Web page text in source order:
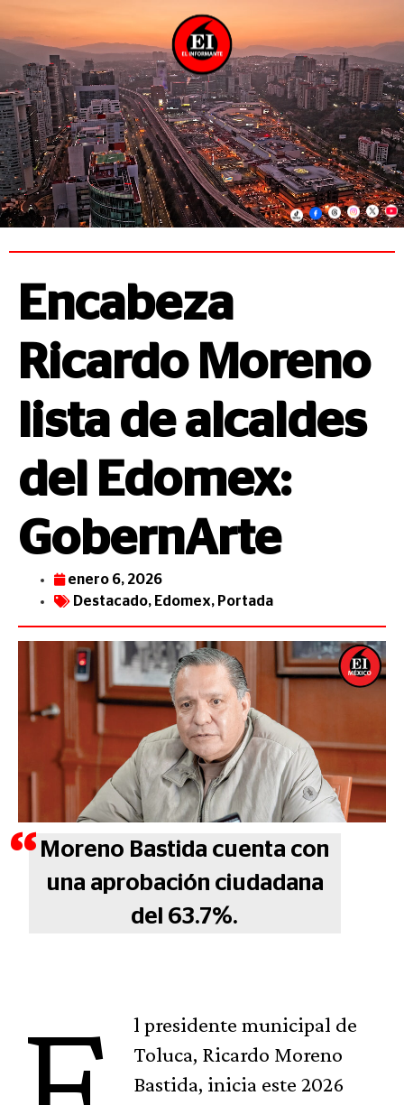
Encabeza
Ricardo Moreno
lista de alcaldes
del Edomex:
GobernArte
enero 6, 2026
Destacado, Edomex, Portada
Moreno Bastida cuenta con
una aprobación ciudadana
del 63.7%.
l presidente municipal de
Toluca, Ricardo Moreno
Bastida, inicia este 2026